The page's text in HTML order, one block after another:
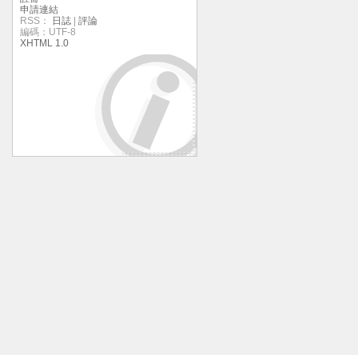
申請連結
RSS：
日誌
評論
編碼：UTF-8
XHTML 1.0